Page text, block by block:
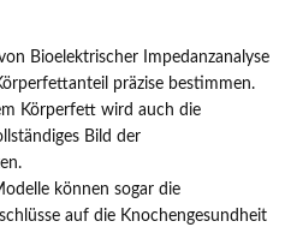
Bioelektrischer Impedanzanalyse
präzise bestimmen.
Körperfett wird auch die
Bild der
können sogar die
auf die Knochengesundheit